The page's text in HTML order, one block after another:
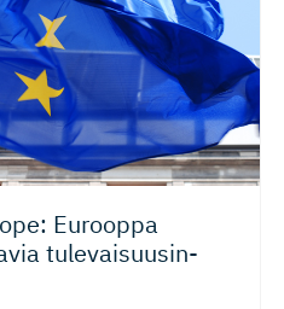
Eurooppa
tulevaisuu­sin­